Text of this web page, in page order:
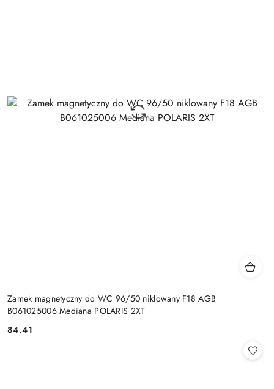
Zamek magnetyczny do WC 96/50 niklowany F18 AGB
B061025006 Mediana POLARIS 2XT
Cena:
84.41